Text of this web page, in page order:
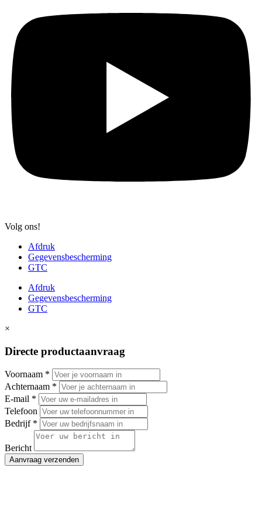
Volg ons!
Afdruk
Gegevensbescherming
GTC
Afdruk
Gegevensbescherming
GTC
×
Directe productaanvraag
Voornaam *
Achternaam *
E-mail *
Telefoon
Bedrijf *
Bericht
Aanvraag verzenden